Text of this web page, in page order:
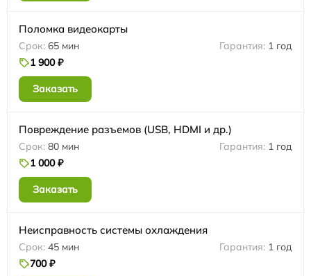
Поломка видеокарты
65 мин
1 год
1 900 ₽
Заказать
Повреждение разъемов (USB, HDMI и др.)
80 мин
1 год
1 000 ₽
Заказать
Неисправность системы охлаждения
45 мин
1 год
700 ₽